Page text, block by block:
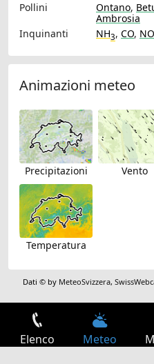
Pollini
Ontano,
Ambrosia
Inquinanti
NH3, CO, NO
Animazioni meteo
Precipitazioni Vento
Temperatura
Dati © by MeteoSvizzera,
Elenco Meteo